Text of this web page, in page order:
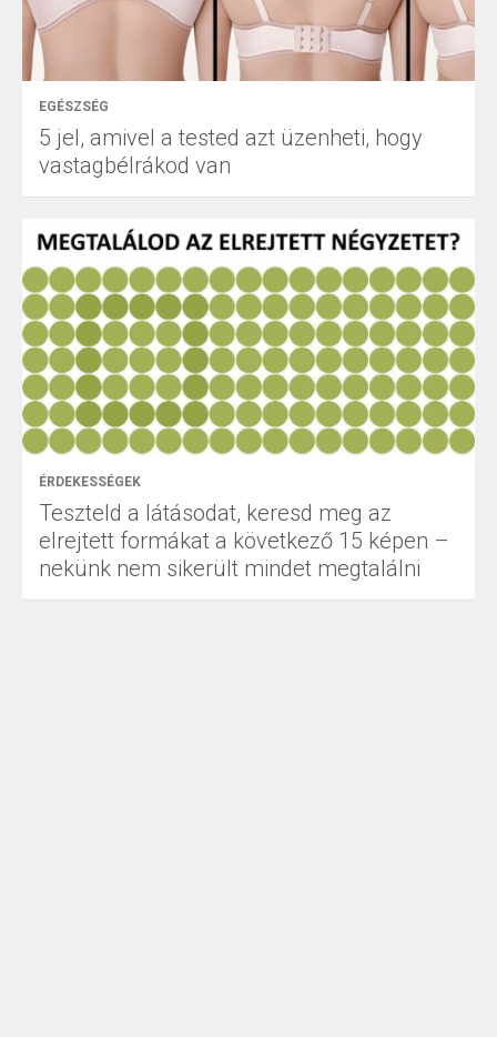
EGÉSZSÉG
5 jel, amivel a tested azt üzenheti, hogy
vastagbélrákod van
ÉRDEKESSÉGEK
Teszteld a látásodat, keresd meg az
elrejtett formákat a következő 15 képen –
nekünk nem sikerült mindet megtalálni